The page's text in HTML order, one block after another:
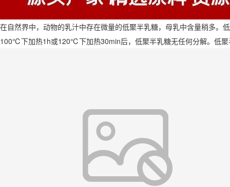
在自然界中，动物的乳汁中存在微量的低聚半乳糖，母乳中含量稍多。
100℃下加热1h或120℃下加热30min后，低聚半乳糖无任何分解。低聚